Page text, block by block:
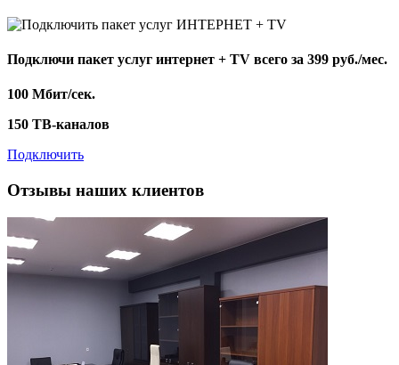
Подключи пакет услуг интернет + TV всего за 399 руб./мес.
100 Мбит/сек.
150 ТВ-каналов
Подключить
Отзывы наших клиентов